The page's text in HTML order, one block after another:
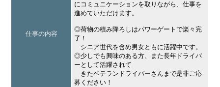
仕事の内容
にコミュニケーションを取りながら、仕事を
進めていただけます。
◎荷物の積み降ろしはパワーゲートで楽々完
了！
シニア世代を含め男女ともに活躍中です。
◎少しでも興味のある方、また長年ドライバ
ーとして活躍されて
きたベテランドライバーさんまで是非ご応
募ください！